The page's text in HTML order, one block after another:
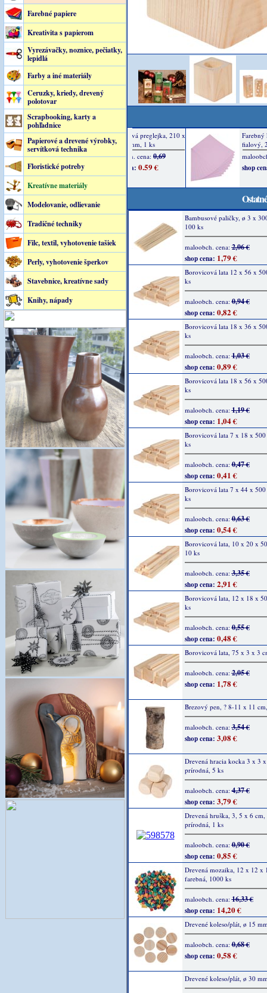
Farebné papiere
Kreativita s papierom
Vyrezávačky, noznice, pečiatky,
lepidlá
Farby a iné materiály
Ceruzky, kriedy, drevený
polotovar
Scrapbooking, karty a
pohľadnice
Papierové a drevené výrobky,
servítková technika
Floristické potreby
Kreatívne materiály
Modelovanie, odlievanie
Tradičné techniky
Filc, textil, vyhotovenie tašiek
Perly, vyhotovenie šperkov
Stavebnice, kreatívne sady
Knihy, nápady
Bambusové paličky, ø 3 x
100 ks
maloobch. cena:2,06 €
shop cena: 1,79 €
Borovicová lata 12 x 56 x
ks
maloobch. cena:0,94 €
shop cena: 0,82 €
Borovicová lata 18 x 36 x
ks
maloobch. cena:1,03 €
shop cena: 0,89 €
Borovicová lata 18 x 56 x
ks
maloobch. cena:1,19 €
shop cena: 1,04 €
Borovicová lata 7 x 18 x
ks
maloobch. cena:0,47 €
shop cena: 0,41 €
Borovicová lata 7 x 44 x
ks
maloobch. cena:0,63 €
shop cena: 0,54 €
Borovicová lata, 10 x 20 x
10 ks
maloobch. cena:3,35 €
shop cena: 2,91 €
Borovicová lata, 12 x 18 x
ks
maloobch. cena:0,55 €
shop cena: 0,48 €
Borovicová lata, 75 x 3 x 3
maloobch. cena:2,05 €
shop cena: 1,78 €
Brezový pen, ? 8-11 x 11
maloobch. cena:3,54 €
shop cena: 3,08 €
Drevená hracia kocka 3 x 3
prírodná, 5 ks
maloobch. cena:4,37 €
shop cena: 3,79 €
Drevená hruška, 3, 5 x 6 cm,
prírodná, 1 ks
maloobch. cena:0,90 €
shop cena: 0,85 €
Drevená mozaika, 12 x 12 x
farebná, 1000 ks
maloobch. cena:16,33 €
shop cena: 14,20 €
Drevené koleso/plát, ø 15
maloobch. cena:0,68 €
shop cena: 0,58 €
Drevené koleso/plát, ø 30